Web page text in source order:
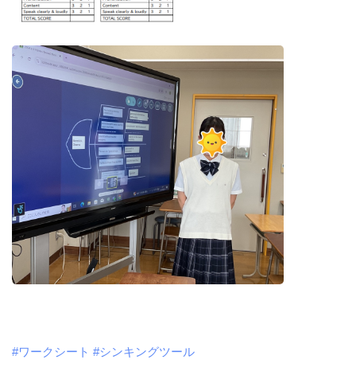
#ワークシート #シンキングツール